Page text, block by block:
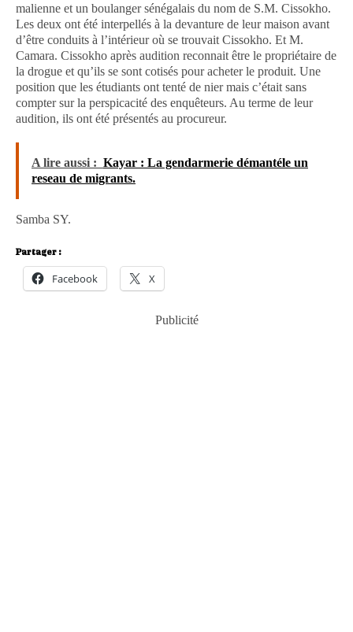
malienne et un boulanger sénégalais du nom de S.M. Cissokho.
Les deux ont été interpellés à la devanture de leur maison avant
d’être conduits à l’intérieur où se trouvait Cissokho. Et M.
Camara. Cissokho après audition reconnait être le propriétaire de
la drogue et qu’ils se sont cotisés pour acheter le produit. Une
position que les étudiants ont tenté de nier mais c’était sans
compter sur la perspicacité des enquêteurs. Au terme de leur
audition, ils ont été présentés au procureur.
A lire aussi : Kayar : La gendarmerie démantéle un
reseau de migrants.
Samba SY.
Partager :
Facebook X
Publicité